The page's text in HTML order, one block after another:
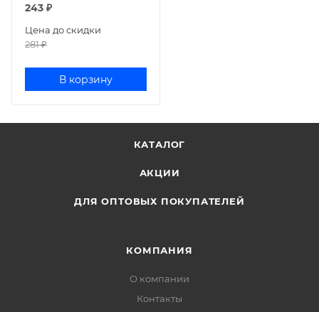
243 ₽
Цена до скидки
281₽
В корзину
КАТАЛОГ
АКЦИИ
ДЛЯ ОПТОВЫХ ПОКУПАТЕЛЕЙ
КОМПАНИЯ
О компании
Контакты